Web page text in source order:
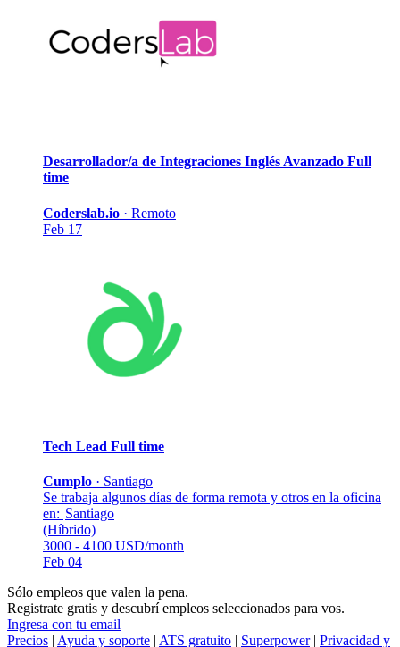
Desarrollador/a de Integraciones Inglés Avanzado Full
time
Coderslab.io · Remoto
Feb 17
Tech Lead Full time
Cumplo · Santiago
Se trabaja algunos días de forma remota y otros en la oficina
en: Santiago
(Híbrido)
3000 - 4100 USD/month
Feb 04
Sólo empleos que valen la pena.
Registrate gratis y descubrí empleos seleccionados para vos.
Ingresa con tu email
Precios | Ayuda y soporte | ATS gratuito | Superpower| Privacidad y